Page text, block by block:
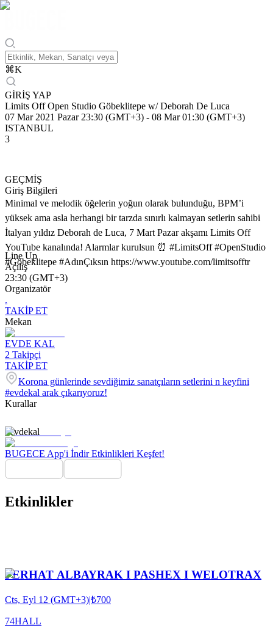
⌘K
GİRİŞ YAP
Limits Off Open Studio Göbeklitepe w/ Deborah De Luca
07 Mar 2021 Pazar 23:30 (GMT+3) - 08 Mar 01:30 (GMT+3)
ISTANBUL
3
GEÇMİŞ
Giriş Bilgileri
Minimal ve melodik öğelerin yoğun olarak bulunduğu, BPM’i
yüksek ama asla herhangi bir tarzda sınırlı kalmayan setlerin sahibi
İtalyan yıldız Deborah de Luca, 7 Mart Pazar akşamı Limits Off
YouTube kanalında! Alarmlar kurulsun ⏰ #LimitsOff #OpenStudio
#Göbeklitepe #AdınÇıksın https://www.youtube.com/limitsofftr
Line Up
Açılış
23:30 (GMT+3)
Organizatör
.
TAKİP ET
Mekan
EVDE KAL
2 Takipçi
TAKİP ET
Korona günlerinde sevdiğimiz sanatçıların setlerini n keyfini
#evdekal arak çıkarıyoruz!
Kurallar
#evdekal
BUGECE App'i İndir Etkinlikleri Keşfet!
Etkinlikler
FERHAT ALBAYRAK I PASHEX I WELOTRAX
Cts, Eyl 12 (GMT+3)|₺700
74HALL